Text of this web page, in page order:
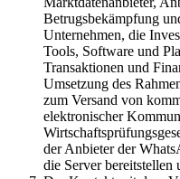
Betrugsbekämpfung
Unternehmen, die
Tools, Software und
Transaktionen und
Umsetzung des
zum Versand von
elektronischer
der Anbieter der
die Server bereitstellen